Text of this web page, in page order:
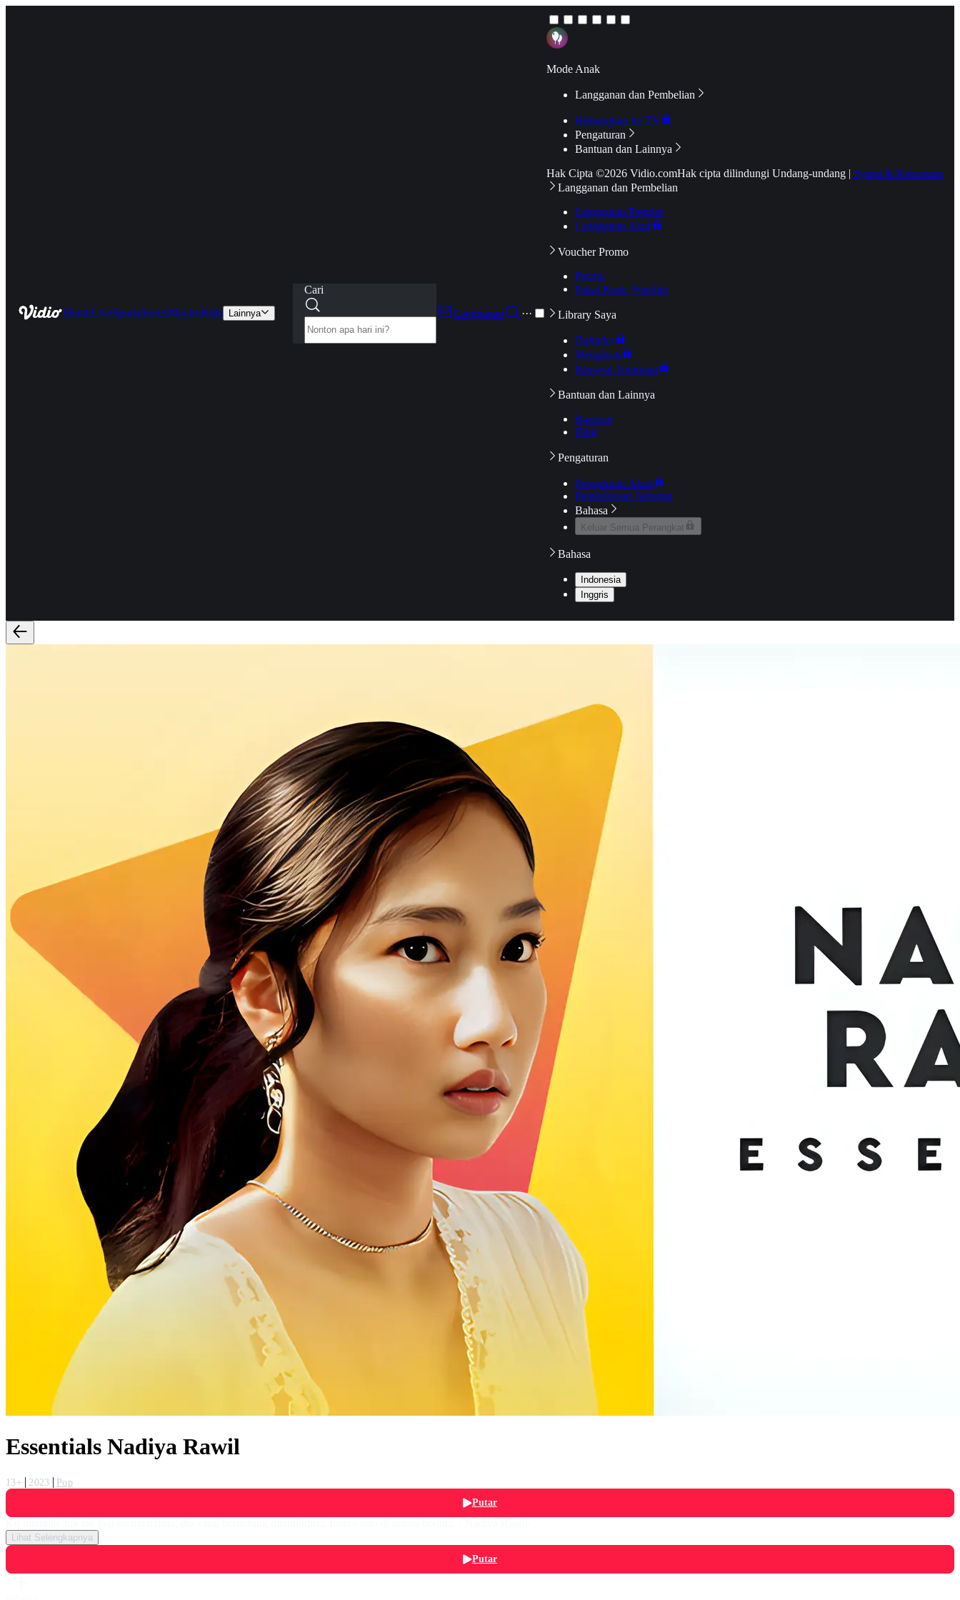
HomeLiveSportsSeriesMoviesKids Lainnya
Cari
Langganan
···
Mode Anak
Langganan dan Pembelian
Hubungkan ke TV
Pengaturan
Bantuan dan Lainnya
Hak Cipta ©2026 Vidio.comHak cipta dilindungi Undang-undang | Syarat & Ketentuan
Langganan dan Pembelian
Langganan Premier
Langganan Aktif
Voucher Promo
Promo
Pakai Kode Voucher
Library Saya
Daftarku
Mengikuti
Riwayat Tontonan
Bantuan dan Lainnya
Bantuan
Blog
Pengaturan
Pengaturan Akun
Pemeriksaan Jaringan
Bahasa
Keluar Semua Perangkat
Bahasa
Indonesia
Inggris
Essentials Nadiya Rawil
13+ 2023
Pop
Putar
Lihat Selengkapnya
Putar